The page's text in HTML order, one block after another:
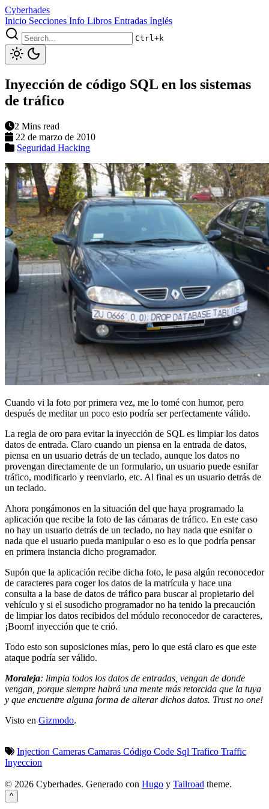
Cyberhades
Inicio Secciones Info Libros Entradas Inglés
Ctrl+k
Inyección de código SQL en los sistemas
de tráfico
2 Mins read
22 de marzo de 2010
Seguridad Hacking
Cuando vi la foto por primera vez, me lo tomé con humor, pero
después de meditar un poco esto podría ser perfectamente válido.
La regla de oro para evitar la inyección de SQL es limpiar los datos
datos de entrada. Claro cuando un piensa en la entrada de datos,
piensa en un usuario detrás de un teclado, aunque los datos no
provengan directamente de un formulario, un usuario puede esnifar
tráfico, modificarlo y reenviarlo, etc. Al final es un usuario detrás de
un teclado.
Ahora pongámonos en la situación del que haya programado la
aplicación que recibe la foto de las cámaras de tráfico. En este caso
no hay un usuario detrás de un teclado, no hay nada que esnifar o
nada que el usuario pueda manipular o eso es lo que podría pensar
en primera instancia dicho programador.
Supón que la aplicación recibe dicha foto, le pasa algún reconocedor
de caracteres para coger los datos de la matrícula y hace una
consulta a la base de datos de tráfico para buscar al propietario del
vehículo y si el susodicho programador no ha tenido la precaución
de limpiar los datos recibidos del módulo reconocedor de caracteres,
¡Boom! inyección que te crió.
Todo esto son suposiciones mías, pero lo que está claro es que este
ataque podría ser válido.
Moraleja: limpia todos los datos de entradas, vengan de donde
vengan, porque siempre habrá una mente más retorcida que la tuya
y que encuentre alguna forma de alterar dichos datos. Trust no one!
Visto en Gizmodo.
Injection Cameras Camaras Código Code Sql Trafico Traffic
Inyeccion
© 2026 Cyberhades. Generado con Hugo y Tailroad theme.
^